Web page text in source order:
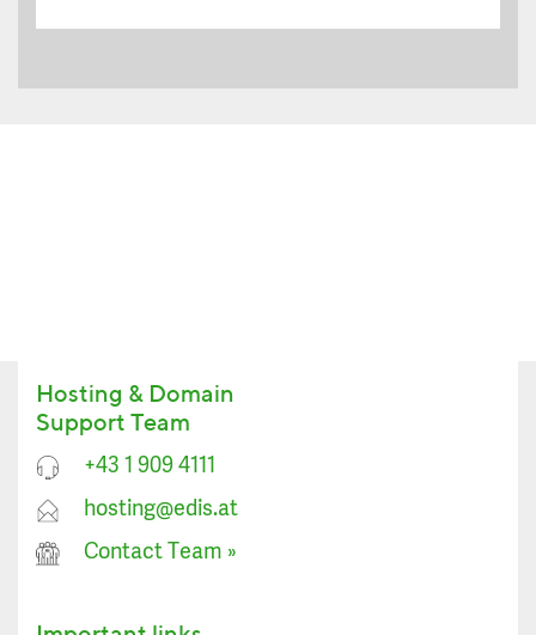
Hosting & Domain
Support Team
+43 1 909 4111
hosting@edis.at
Contact Team »